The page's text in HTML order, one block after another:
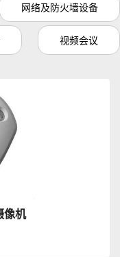
网络及防火墙设备
视频会议
像机